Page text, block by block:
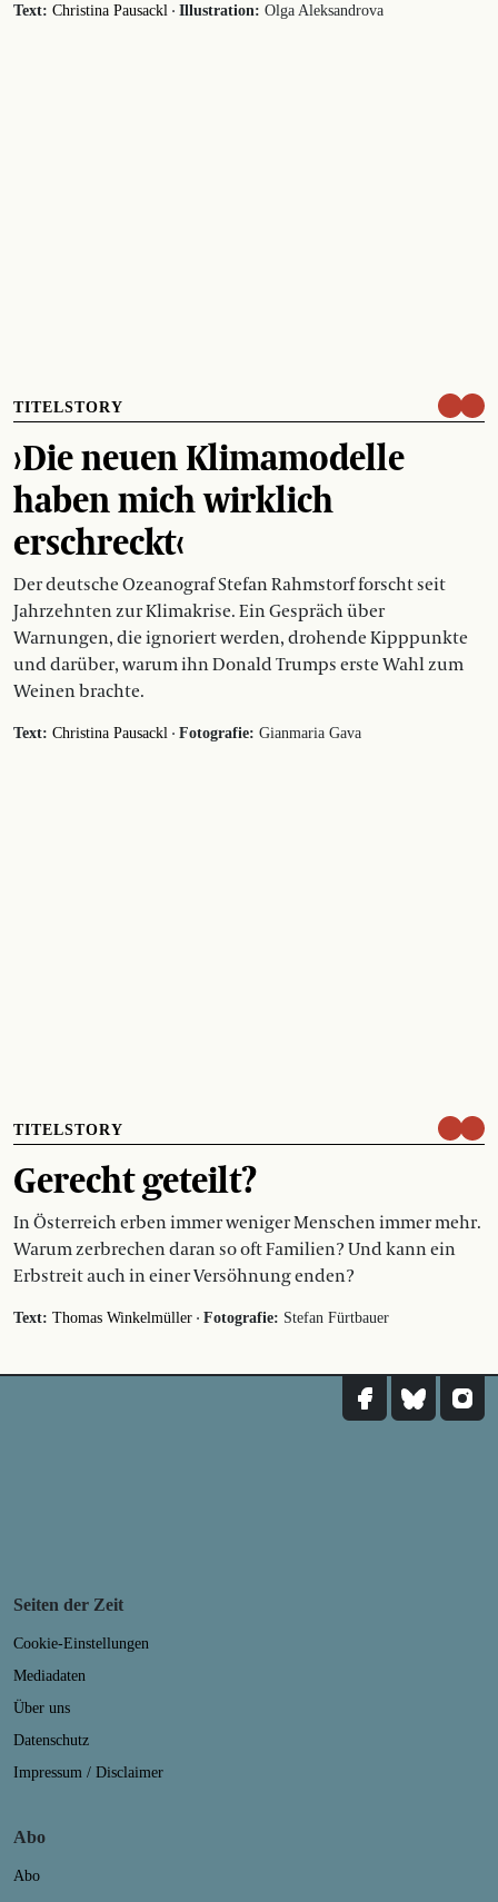
Text: Christina Pausackl · Illustration: Olga Aleksandrova
TITELSTORY
›Die neuen Klimamodelle
haben mich wirklich
erschreckt‹
Der deutsche Ozeanograf Stefan Rahmstorf forscht seit
Jahrzehnten zur Klimakrise. Ein Gespräch über
Warnungen, die ignoriert werden, drohende Kipppunkte
und darüber, warum ihn Donald Trumps erste Wahl zum
Weinen brachte.
Text: Christina Pausackl · Fotografie: Gianmaria Gava
TITELSTORY
Gerecht geteilt?
In Österreich erben immer weniger Menschen immer mehr.
Warum zerbrechen daran so oft Familien? Und kann ein
Erbstreit auch in einer Versöhnung enden?
Text: Thomas Winkelmüller · Fotografie: Stefan Fürtbauer
Seiten der Zeit
Cookie-Einstellungen
Mediadaten
Über uns
Datenschutz
Impressum / Disclaimer
Abo
Abo